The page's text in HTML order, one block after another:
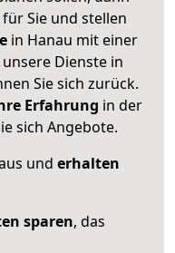
Sie und stellen
in Hanau mit einer
unsere Dienste in
Sie sich zurück.
Erfahrung in der
sich Angebote.
und erhalten
sparen, das